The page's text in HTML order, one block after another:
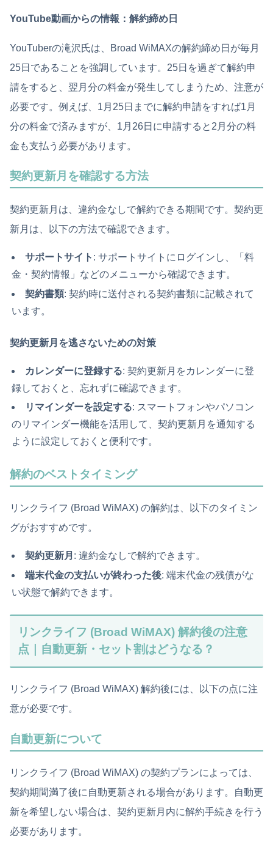
YouTube動画からの情報：解約締め日
YouTuberの滝沢氏は、Broad WiMAXの解約締め日が毎月
25日であることを強調しています。25日を過ぎて解約申
請をすると、翌月分の料金が発生してしまうため、注意が
必要です。例えば、1月25日までに解約申請をすれば1月
分の料金で済みますが、1月26日に申請すると2月分の料
金も支払う必要があります。
契約更新月を確認する方法
契約更新月は、違約金なしで解約できる期間です。契約更
新月は、以下の方法で確認できます。
サポートサイト : サポートサイトにログインし、「料
金・契約情報」などのメニューから確認できます。
契約書類: 契約時に送付される契約書類に記載されて
います。
契約更新月を逃さないための対策
カレンダーに登録する: 契約更新月をカレンダーに登
録しておくと、忘れずに確認できます。
リマインダーを設定する: スマートフォンやパソコン
のリマインダー機能を活用して、契約更新月を通知する
ように設定しておくと便利です。
解約のベストタイミング
リンクライフ (Broad WiMAX) の解約は、以下のタイミン
グがおすすめです。
契約更新月 : 違約金なしで解約できます。
端末代金の支払いが終わった後: 端末代金の残債がな
い状態で解約できます。
リンクライフ (Broad WiMAX) 解約後の注意
点｜自動更新・セット割はどうなる？
リンクライフ (Broad WiMAX) 解約後には、以下の点に注
意が必要です。
自動更新について
リンクライフ (Broad WiMAX) の契約プランによっては、
契約期間満了後に自動更新される場合があります。自動更
新を希望しない場合は、契約更新月内に解約手続きを行う
必要があります。